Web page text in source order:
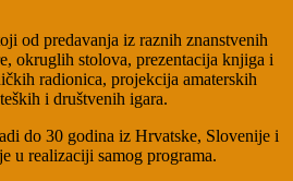
od predavanja iz raznih znanstvenih
okruglih stolova, prezentacija knjiga i
radionica, projekcija amaterskih
i društvenih igara.
do 30 godina iz Hrvatske, Slovenije i
u realizaciji samog programa.